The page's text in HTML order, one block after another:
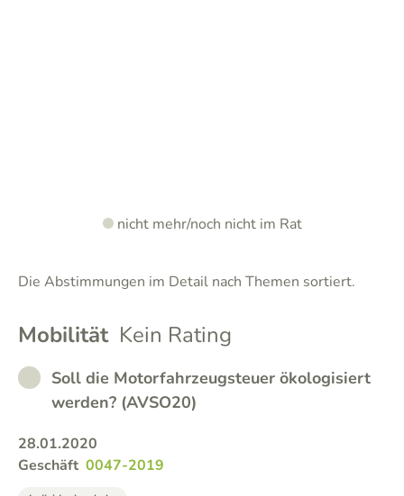
nicht mehr/noch nicht im Rat
Die Abstimmungen im Detail nach Themen sortiert.
Mobilität Kein Rating
NOT_IN_OFFICE
Soll die Motorfahrzeugsteuer ökologisiert
werden? (AVSO20)
28.01.2020
Geschäft 0047-2019